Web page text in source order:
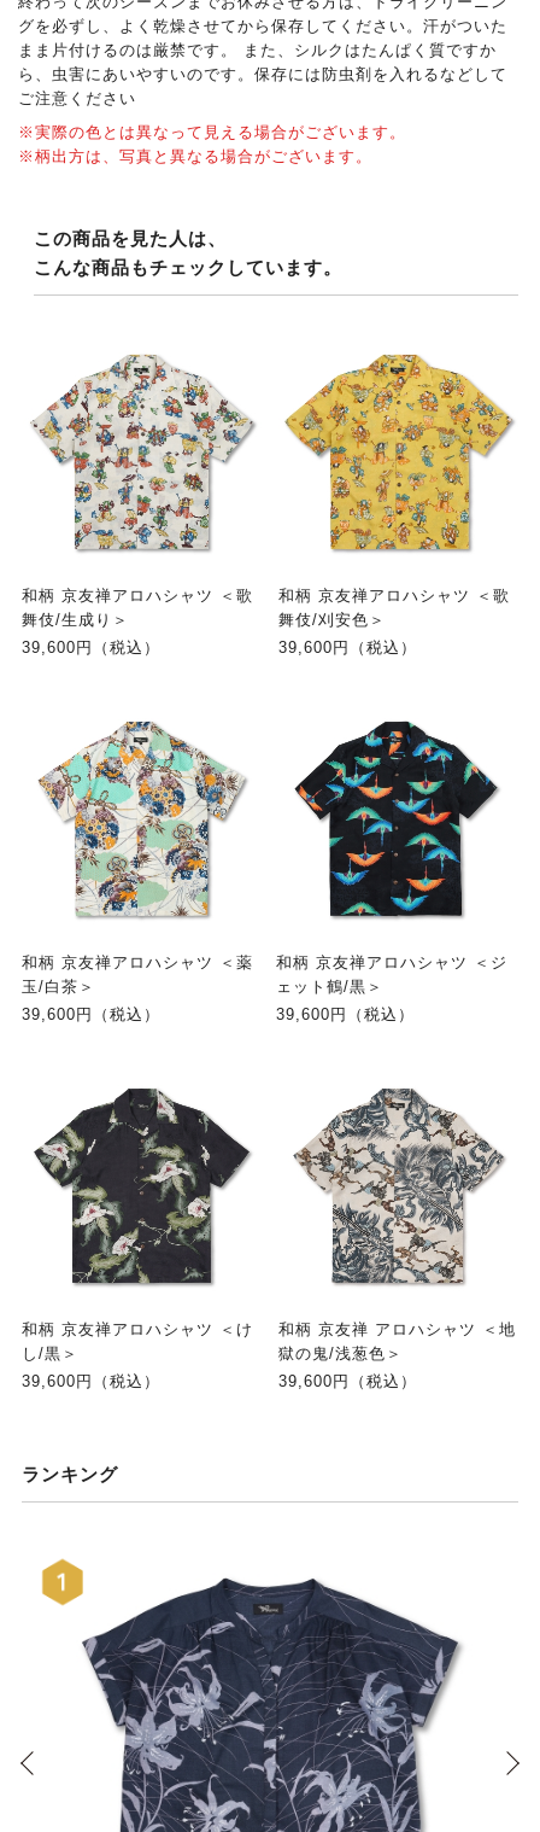
グを必ずし、よく乾燥させてから保存してください。汗がついた
まま片付けるのは厳禁です。 また、シルクはたんぱく質ですか
ら、虫害にあいやすいのです。保存には防虫剤を入れるなどして
ご注意ください
※実際の色とは異なって見える場合がございます。
※柄出方は、写真と異なる場合がございます。
この商品を見た人は、
こんな商品もチェックしています。
和柄 京友禅アロハシャツ ＜歌
舞伎/生成り＞
39,600円（税込）
和柄 京友禅アロハシャツ ＜歌
舞伎/刈安色＞
39,600円（税込）
和柄 京友禅アロハシャツ ＜薬
玉/白茶＞
39,600円（税込）
和柄 京友禅アロハシャツ ＜ジ
ェット鶴/黒＞
39,600円（税込）
和柄 京友禅アロハシャツ ＜け
し/黒＞
39,600円（税込）
和柄 京友禅 アロハシャツ ＜地
獄の鬼/浅葱色＞
39,600円（税込）
ランキング